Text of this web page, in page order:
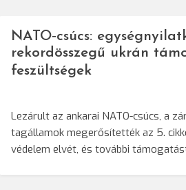
NATO‑csúcs:
rekordösszegű ukrán
feszültségek
Lezárult az ankarai NATO-csúcs, a
tagállamok megerősítették az 5.
védelem elvét, és további